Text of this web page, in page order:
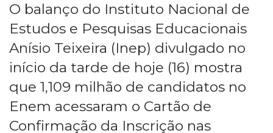
O balanço do Instituto Nacional de
Estudos e Pesquisas Educacionais
Anísio Teixeira (Inep) divulgado no
início da tarde de hoje (16) mostra
que 1,109 milhão de candidatos no
Enem acessaram o Cartão de
Confirmação da Inscrição nas